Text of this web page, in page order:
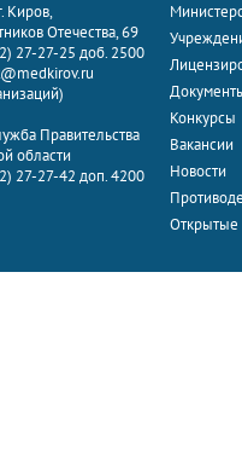
Киров,
Отечества, 69
27-27-25 доб. 2500
Правительства
области
27-27-42 доп. 4200
Конкурсы
Вакансии
Новости